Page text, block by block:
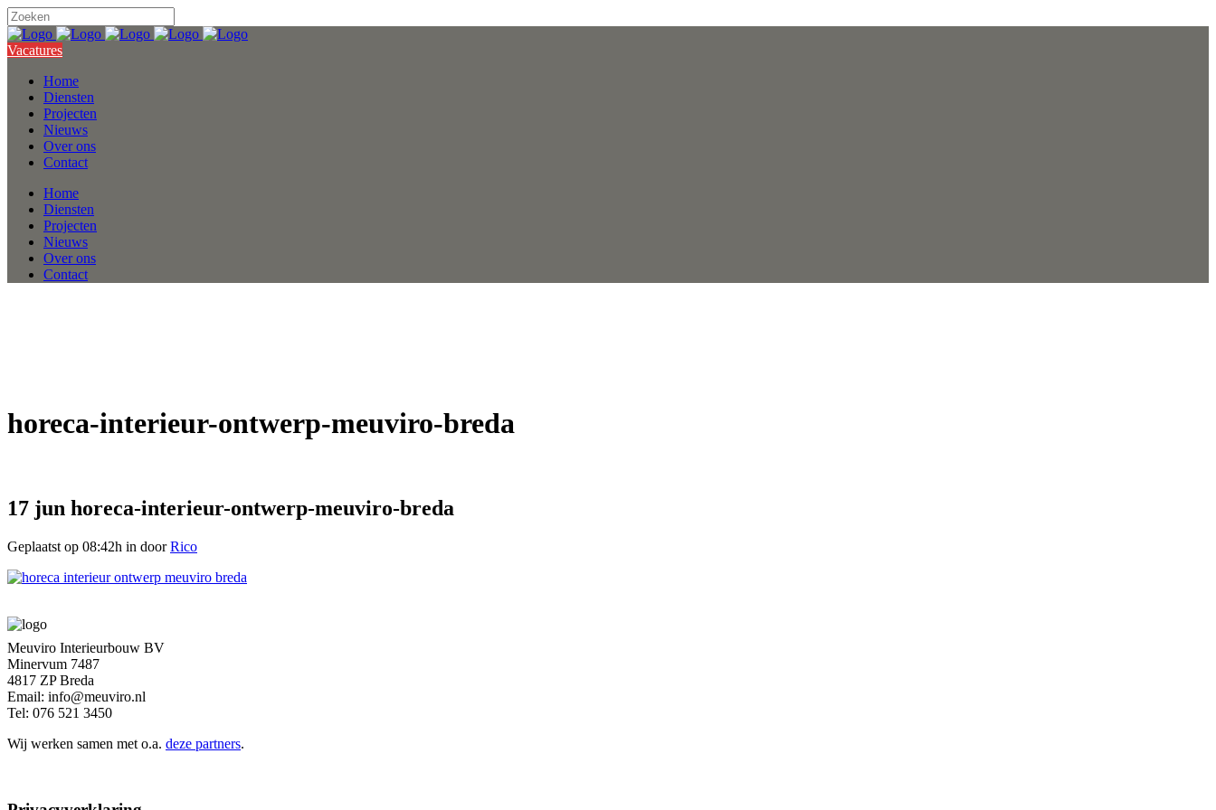
Vacatures
Home
Diensten
Projecten
Nieuws
Over ons
Contact
Home
Diensten
Projecten
Nieuws
Over ons
Contact
horeca-interieur-ontwerp-meuviro-breda
17 jun horeca-interieur-ontwerp-meuviro-breda
Geplaatst op 08:42h in doorRico
Meuviro Interieurbouw BV
Minervum 7487
4817 ZP Breda
Email: info@meuviro.nl
Tel: 076 521 3450
Wij werken samen met o.a. deze partners.